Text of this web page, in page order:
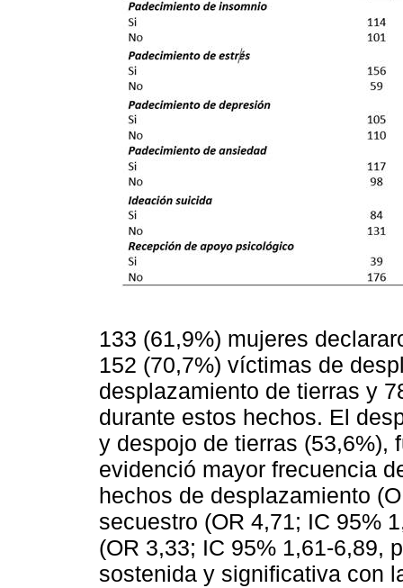
133 (61,9%) mujeres
152 (70,7%) víctimas de
desplazamiento de tierras y
durante estos hechos. El
y despojo de tierras (53,6%),
evidenció mayor frecuencia
hechos de desplazamiento
secuestro (OR 4,71; IC 95%
(OR 3,33; IC 95% 1,61-6,89,
sostenida y significativa con